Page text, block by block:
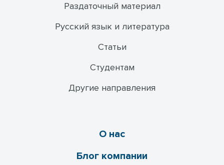
Раздаточный материал
Русский язык и литература
Статьи
Студентам
Другие направления
О нас
Блог компании